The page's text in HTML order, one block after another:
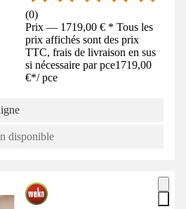
(0)
Prix — 1719,00 € * Tous les
prix affichés sont des prix
TTC, frais de livraison en sus
si nécessaire par pce1719,00
€*/ pce
disponible